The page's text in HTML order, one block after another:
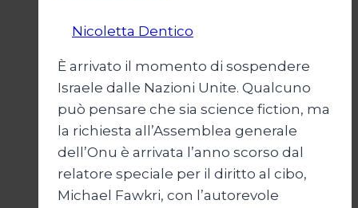
Nicoletta Dentico
È arrivato il momento di sospendere
Israele dalle Nazioni Unite. Qualcuno
può pensare che sia science fiction, ma
la richiesta all’Assemblea generale
dell’Onu è arrivata l’anno scorso dal
relatore speciale per il diritto al cibo,
Michael Fawkri, con l’autorevole